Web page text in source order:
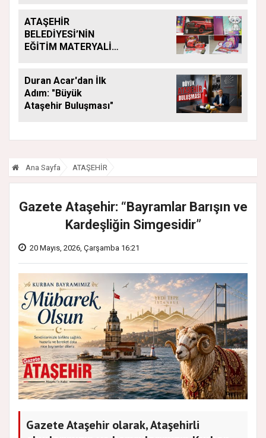
ATAŞEHİR
BELEDİYESİ’NİN
EĞİTİM MATERYALİ
SÜRÜYOR
Duran Acar'dan İlk
Adım: "Büyük
Ataşehir Buluşması"
Ana Sayfa ATAŞEHİR
Gazete Ataşehir: “Bayramlar Barışın ve
Kardeşliğin Simgesidir”
20 Mayıs, 2026, Çarşamba 16:21
Gazete Ataşehir olarak, Ataşehirli